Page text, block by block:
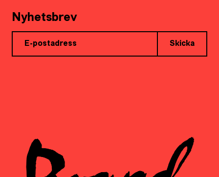
Nyhetsbrev
Skicka